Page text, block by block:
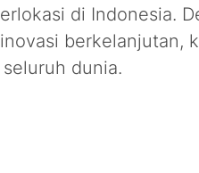
di Indonesia.
berkelanjutan,
dunia.